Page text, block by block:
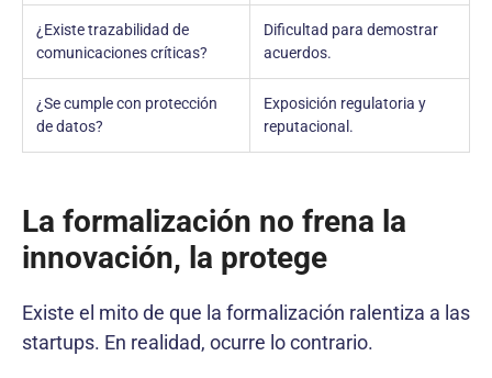
¿Existe trazabilidad de
comunicaciones críticas?
Dificultad para demostrar
acuerdos.
¿Se cumple con protección
de datos?
Exposición regulatoria y
reputacional.
La formalización no frena la
innovación, la protege
Existe el mito de que la formalización ralentiza a las
startups. En realidad, ocurre lo contrario.